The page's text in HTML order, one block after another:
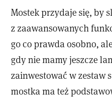
Mostek przydaje się, by
z zaawansowanych
go co prawda osobno,
gdy nie mamy jeszcze
zainwestować w zestaw
mostka ma też